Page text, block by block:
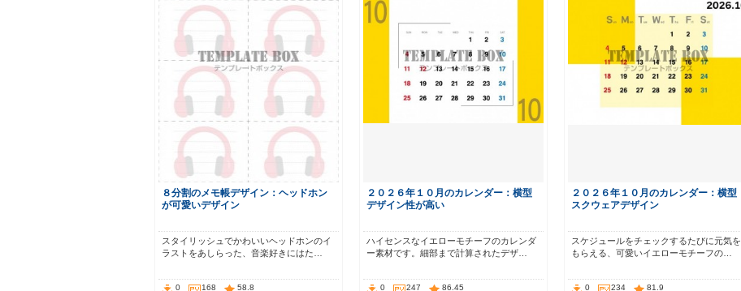
８分割のメモ帳デザイン：ヘッドホン
が可愛いデザイン
スタイリッシュでかわいいヘッドホンのイ
ラストをあしらった、音楽好きにはた…
0 168 58.8
２０２６年１０月のカレンダー：横型
デザイン性が高い
ハイセンスなイエローモチーフのカレンダ
ー素材です。細部まで計算されたデザ…
0 247 86.45
２０２６年１０月のカレンダー：横型
スクウェアデザイン
スケジュールをチェックするたびに元気を
もらえる、可愛いイエローモチーフの…
0 234 81.9